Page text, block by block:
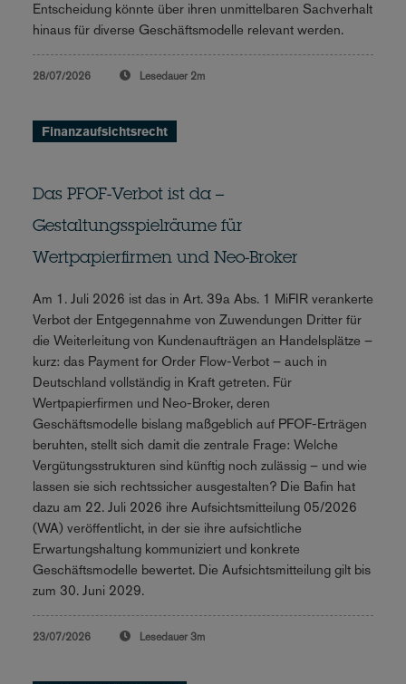
Entscheidung könnte über ihren unmittelbaren Sachverhalt
hinaus für diverse Geschäftsmodelle relevant werden.
28/07/2026 Lesedauer 2m
Finanzaufsichtsrecht
Das PFOF-Verbot ist da –
Gestaltungsspielräume für
Wertpapierfirmen und Neo-Broker
Am 1. Juli 2026 ist das in Art. 39a Abs. 1 MiFIR verankerte
Verbot der Entgegennahme von Zuwendungen Dritter für
die Weiterleitung von Kundenaufträgen an Handelsplätze –
kurz: das Payment for Order Flow-Verbot – auch in
Deutschland vollständig in Kraft getreten. Für
Wertpapierfirmen und Neo-Broker, deren
Geschäftsmodelle bislang maßgeblich auf PFOF-Erträgen
beruhten, stellt sich damit die zentrale Frage: Welche
Vergütungsstrukturen sind künftig noch zulässig – und wie
lassen sie sich rechtssicher ausgestalten? Die Bafin hat
dazu am 22. Juli 2026 ihre Aufsichtsmitteilung 05/2026
(WA) veröffentlicht, in der sie ihre aufsichtliche
Erwartungshaltung kommuniziert und konkrete
Geschäftsmodelle bewertet. Die Aufsichtsmitteilung gilt bis
zum 30. Juni 2029.
23/07/2026 Lesedauer 3m